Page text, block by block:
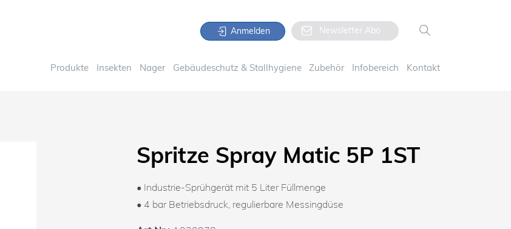
Anmelden Newsletter Abo
Produkte Insekten Nager Gebäudeschutz & Stallhygiene Zubehör Infobereich Kontakt
Spritze Spray Matic 5P 1ST
• Industrie-Sprühgerät mit 5 Liter Füllmenge
• 4 bar Betriebsdruck, regulierbare Messingdüse